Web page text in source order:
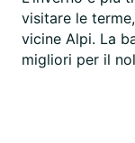
visitare le
vicine Alpi. La
migliori per il